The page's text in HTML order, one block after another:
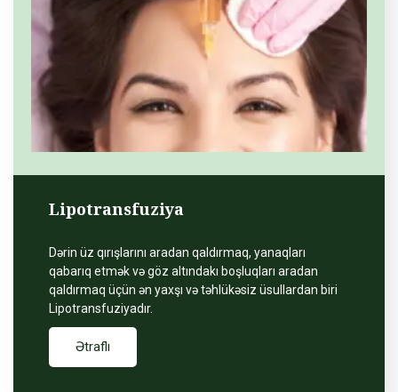
Lipotransfuziya
Dərin üz qırışlarını aradan qaldırmaq, yanaqları
qabarıq etmək və göz altındakı boşluqları aradan
qaldırmaq üçün ən yaxşı və təhlükəsiz üsullardan biri
Lipotransfuziyadır.
Ətraflı